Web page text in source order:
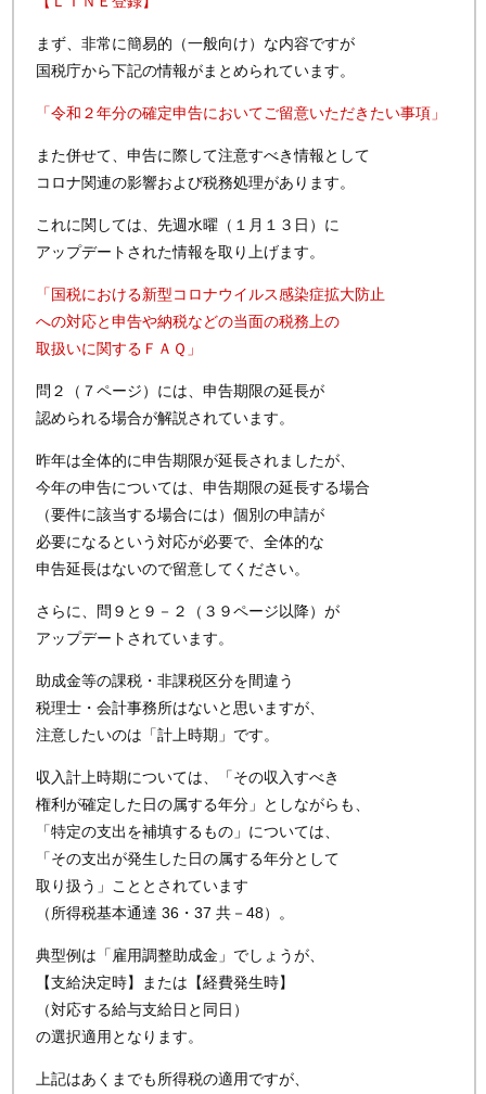
まず、非常に簡易的（一般向け）な内容ですが
国税庁から下記の情報がまとめられています。
「令和２年分の確定申告においてご留意いただきたい事項」
また併せて、申告に際して注意すべき情報として
コロナ関連の影響および税務処理があります。
これに関しては、先週水曜（１月１３日）に
アップデートされた情報を取り上げます。
「国税における新型コロナウイルス感染症拡大防止
への対応と申告や納税などの当面の税務上の
取扱いに関するＦＡＱ」
問２（７ページ）には、申告期限の延長が
認められる場合が解説されています。
昨年は全体的に申告期限が延長されましたが、
今年の申告については、申告期限の延長する場合
（要件に該当する場合には）個別の申請が
必要になるという対応が必要で、全体的な
申告延長はないので留意してください。
さらに、問９と９－２（３９ページ以降）が
アップデートされています。
助成金等の課税・非課税区分を間違う
税理士・会計事務所はないと思いますが、
注意したいのは「計上時期」です。
収入計上時期については、「その収入すべき
権利が確定した日の属する年分」としながらも、
「特定の支出を補填するもの」については、
「その支出が発生した日の属する年分として
取り扱う」こととされています
（所得税基本通達 36・37 共－48）。
典型例は「雇用調整助成金」でしょうが、
【支給決定時】または【経費発生時】
（対応する給与支給日と同日）
の選択適用となります。
上記はあくまでも所得税の適用ですが、